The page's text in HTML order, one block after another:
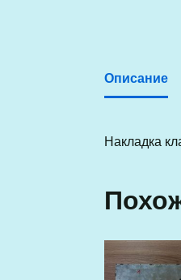
Описание
Накладка